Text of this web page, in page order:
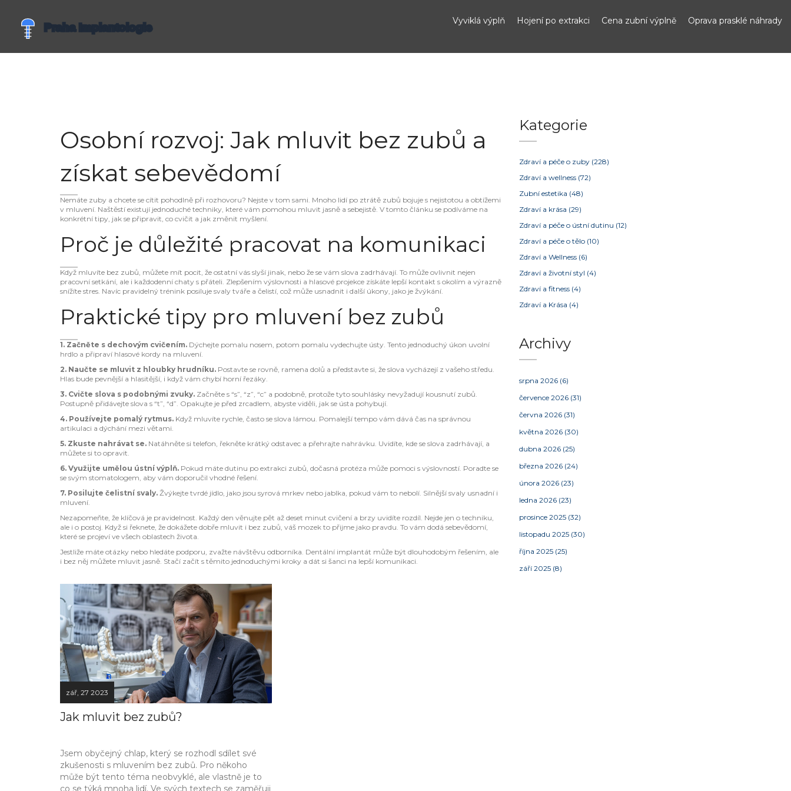
Vyviklá výplň Hojení po extrakci Cena zubní výplně Oprava prasklé náhrady
Osobní rozvoj: Jak mluvit bez zubů a
získat sebevědomí
Nemáte zuby a chcete se cítit pohodlně při rozhovoru? Nejste v tom sami. Mnoho lidí po ztrátě zubů bojuje s nejistotou a obtížemi
v mluvení. Naštěstí existují jednoduché techniky, které vám pomohou mluvit jasně a sebejistě. V tomto článku se podíváme na
konkrétní tipy, jak se připravit, co cvičit a jak změnit myšlení.
Proč je důležité pracovat na komunikaci
Když mluvíte bez zubů, můžete mít pocit, že ostatní vás slyší jinak, nebo že se vám slova zadrhávají. To může ovlivnit nejen
pracovní setkání, ale i každodenní chaty s přáteli. Zlepšením výslovnosti a hlasové projekce získáte lepší kontakt s okolím a výrazně
snížíte stres. Navíc pravidelný trénink posiluje svaly tváře a čelistí, což může usnadnit i další úkony, jako je žvýkání.
Praktické tipy pro mluvení bez zubů
1. Začněte s dechovým cvičením. Dýchejte pomalu nosem, potom pomalu vydechujte ústy. Tento jednoduchý úkon uvolní
hrdlo a připraví hlasové kordy na mluvení.
2. Naučte se mluvit z hloubky hrudníku. Postavte se rovně, ramena dolů a představte si, že slova vycházejí z vašeho středu.
Hlas bude pevnější a hlasitější, i když vám chybí horní řezáky.
3. Cvičte slova s podobnými zvuky. Začněte s “s”, “z”, “c” a podobně, protože tyto souhlásky nevyžadují kousnutí zubů.
Postupně přidávejte slova s “t”, “d”. Opakujte je před zrcadlem, abyste viděli, jak se ústa pohybují.
4. Používejte pomalý rytmus. Když mluvíte rychle, často se slova lámou. Pomalejší tempo vám dává čas na správnou
artikulaci a dýchání mezi větami.
5. Zkuste nahrávat se. Natáhněte si telefon, řekněte krátký odstavec a přehrajte nahrávku. Uvidíte, kde se slova zadrhávají, a
můžete si to opravit.
6. Využijte umělou ústní výplň. Pokud máte dutinu po extrakci zubů, dočasná protéza může pomoci s výslovností. Poradte se
se svým stomatologem, aby vám doporučil vhodné řešení.
7. Posilujte čelistní svaly. Žvýkejte tvrdé jídlo, jako jsou syrová mrkev nebo jablka, pokud vám to nebolí. Silnější svaly usnadní i
mluvení.
Nezapomeňte, že klíčová je pravidelnost. Každý den věnujte pět až deset minut cvičení a brzy uvidíte rozdíl. Nejde jen o techniku,
ale i o postoj. Když si řeknete, že dokážete dobře mluvit i bez zubů, váš mozek to přijme jako pravdu. To vám dodá sebevědomí,
které se projeví ve všech oblastech života.
Jestliže máte otázky nebo hledáte podporu, zvažte návštěvu odborníka. Dentální implantát může být dlouhodobým řešením, ale
i bez něj můžete mluvit jasně. Stačí začít s těmito jednoduchými kroky a dát si šanci na lepší komunikaci.
zář, 27 2023
Jak mluvit bez zubů?
Jsem obyčejný chlap, který se rozhodl sdílet své
zkušenosti s mluvením bez zubů. Pro někoho
může být tento téma neobvyklé, ale vlastně je to
co se týká mnoha lidí. Ve svých textech se zaměřuji
Kategorie
Zdraví a péče o zuby (228)
Zdraví a wellness (72)
Zubní estetika (48)
Zdraví a krása (29)
Zdraví a péče o ústní dutinu (12)
Zdraví a péče o tělo (10)
Zdraví a Wellness (6)
Zdraví a životní styl (4)
Zdraví a fitness (4)
Zdraví a Krása (4)
Archivy
srpna 2026 (6)
července 2026 (31)
června 2026 (31)
května 2026 (30)
dubna 2026 (25)
března 2026 (24)
února 2026 (23)
ledna 2026 (23)
prosince 2025 (32)
listopadu 2025 (30)
října 2025 (25)
září 2025 (8)